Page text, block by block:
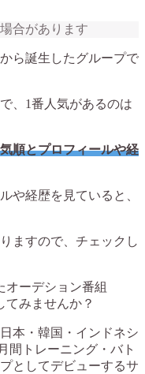
合があります
ら誕生したグループで
、1番人気があるのは
順とプロフィールや経
や経歴を見ていると、
ますので、チェックし
オーデション番組
てみませんか？
本・韓国・インドネシ
間トレーニング・バト
としてデビューするサ